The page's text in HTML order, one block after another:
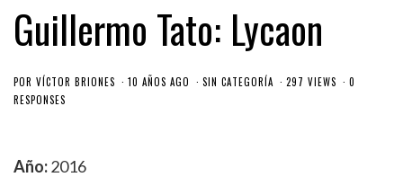
Guillermo Tato: Lycaon
POR VÍCTOR BRIONES 10 AÑOS AGO SIN CATEGORÍA 297 VIEWS
0
RESPONSES
Año:2016